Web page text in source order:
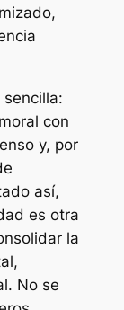
con
y, por
así,
es otra
la
No se